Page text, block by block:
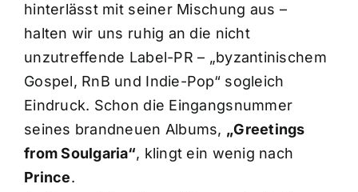
hinterlässt mit seiner Mischung aus –
halten wir uns ruhig an die nicht
unzutreffende Label-PR – „byzantinischem
Gospel, RnB und Indie-Pop“ sogleich
Eindruck. Schon die Eingangsnummer
seines brandneuen Albums, „Greetings
from Soulgaria“, klingt ein wenig nach
Prince.